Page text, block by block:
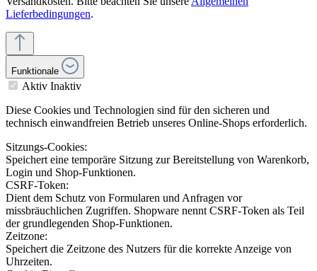
Lieferbedingungen.
Funktionale
Aktiv Inaktiv
Diese Cookies und Technologien sind für den sicheren und
technisch einwandfreien Betrieb unseres Online-Shops erforderlich.
Sitzungs-Cookies:
Speichert eine temporäre Sitzung zur Bereitstellung von Warenkorb,
Login und Shop-Funktionen.
CSRF-Token:
Dient dem Schutz von Formularen und Anfragen vor
missbräuchlichen Zugriffen. Shopware nennt CSRF-Token als Teil
der grundlegenden Shop-Funktionen.
Zeitzone:
Speichert die Zeitzone des Nutzers für die korrekte Anzeige von
Uhrzeiten.